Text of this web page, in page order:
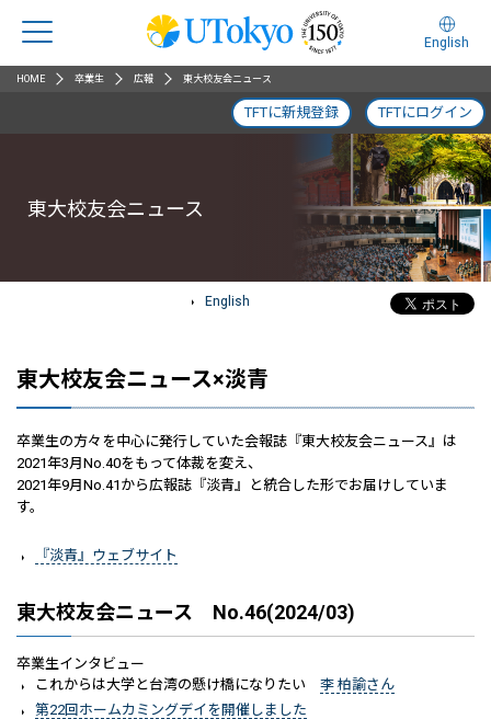
English
HOME 卒業生 広報 東大校友会ニュース
TFTに新規登録 TFTにログイン
東大校友会ニュース
English
東大校友会ニュース×淡青
卒業生の方々を中心に発行していた会報誌『東大校友会ニュース』は
2021年3月No.40をもって体裁を変え、
2021年9月No.41から広報誌『淡青』と統合した形でお届けしていま
す。
『淡青』ウェブサイト
東大校友会ニュース No.46(2024/03)
卒業生インタビュー
これからは大学と台湾の懸け橋になりたい 李 柏諭さん
第22回ホームカミングデイを開催しました